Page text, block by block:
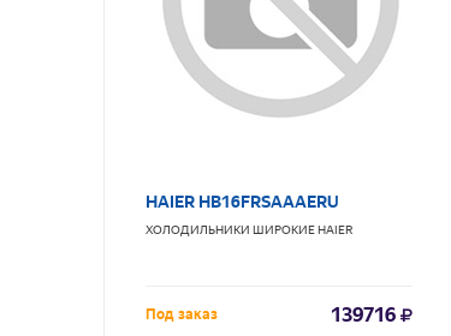
HAIER HB16FRSAAAERU
ХОЛОДИЛЬНИКИ ШИРОКИЕHAIER
Под заказ 139716